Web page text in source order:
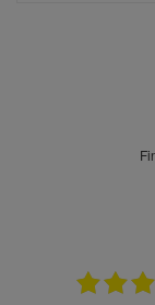
finden Sie einige der Rezensionen